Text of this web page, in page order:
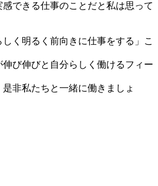
できる仕事のことだと私は思って
く明るく前向きに仕事をする」こ
び伸びと自分らしく働けるフィー
非私たちと一緒に働きましょ